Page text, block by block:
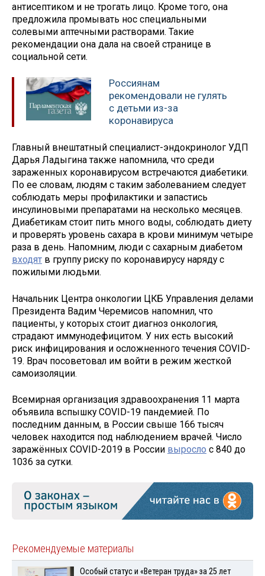
антисептиком и не трогать лицо. Кроме того, она
предложила промывать нос специальными
солевыми аптечными растворами. Такие
рекомендации она дала на своей странице в
социальной сети.
Россиянам
рекомендовали не гулять
с детьми из-за
коронавируса
Главный внештатный специалист-эндокринолог УДП
Дарья Ладыгина также напомнила, что среди
зараженных коронавирусом встречаются диабетики.
По ее словам, людям с таким заболеванием следует
соблюдать меры профилактики и запастись
инсулиновыми препаратами на несколько месяцев.
Диабетикам стоит пить много воды, соблюдать диету
и проверять уровень сахара в крови минимум четыре
раза в день. Напомним, люди с сахарным диабетом
входят в группу риску по коронавирусу наряду с
пожилыми людьми.
Начальник Центра онкологии ЦКБ Управления делами
Президента Вадим Черемисов напомнил, что
пациенты, у которых стоит диагноз онкология,
страдают иммунодефицитом. У них есть высокий
риск инфицирования и осложненного течения COVID-
19. Врач посоветовал им войти в режим жесткой
самоизоляции.
Всемирная организация здравоохранения 11 марта
объявила вспышку COVID-19 пандемией. По
последним данным, в России свыше 166 тысяч
человек находится под наблюдением врачей. Число
заражённых COVID-2019 в России выросло с 840 до
1036 за сутки.
Рекомендуемые материалы
Особый статус и «Ветеран труда» за 25 лет